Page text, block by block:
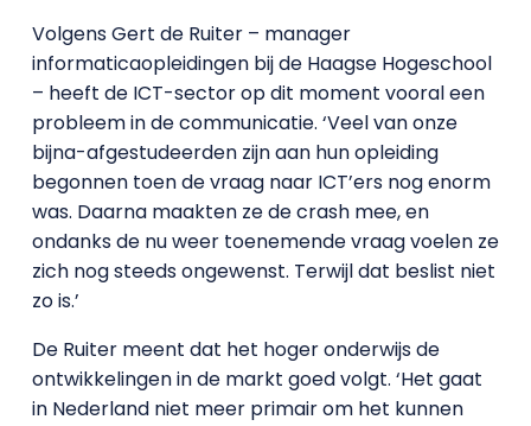
Volgens Gert de Ruiter – manager
informaticaopleidingen bij de Haagse Hogeschool
– heeft de ICT-sector op dit moment vooral een
probleem in de communicatie. ‘Veel van onze
bijna-afgestudeerden zijn aan hun opleiding
begonnen toen de vraag naar ICT’ers nog enorm
was. Daarna maakten ze de crash mee, en
ondanks de nu weer toenemende vraag voelen ze
zich nog steeds ongewenst. Terwijl dat beslist niet
zo is.’
De Ruiter meent dat het hoger onderwijs de
ontwikkelingen in de markt goed volgt. ‘Het gaat
in Nederland niet meer primair om het kunnen